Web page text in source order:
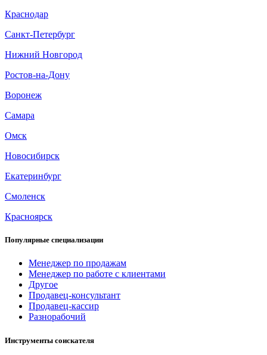
Краснодар
Санкт-Петербург
Нижний Новгород
Ростов-на-Дону
Воронеж
Самара
Омск
Новосибирск
Екатеринбург
Смоленск
Красноярск
Популярные специализации
Менеджер по продажам
Менеджер по работе с клиентами
Другое
Продавец-консультант
Продавец-кассир
Разнорабочий
Инструменты соискателя